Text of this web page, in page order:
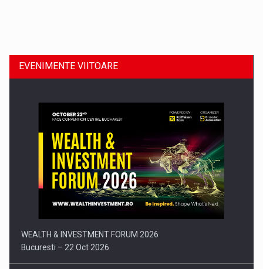
Comunicat de presa: Joburile part-time reincep sa intre pe…
EVENIMENTE VIITOARE
WEALTH & INVESTMENT FORUM 2026
Bucuresti – 22 Oct 2026